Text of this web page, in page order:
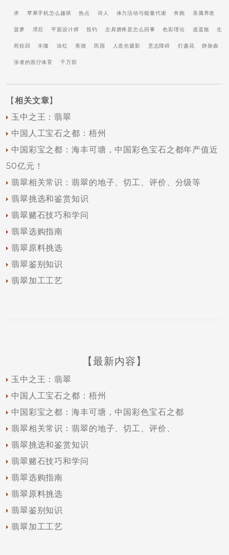
求 苹果手机怎么越狱 热点 诗人 体力活动与能量代谢 奔跑 亲属养老
菠萝 滞后 平面设计师 投钓 左肩膀疼是怎么回事 色彩理论 逍遥散 生
死轮回 丰隆 涂红 美德 民国 人造光摄影 意志障碍 灯盏花 静脉曲
张者的医疗体育 千万部
【相关文章】
玉中之王：翡翠
中国人工宝石之都：梧州
中国彩宝之都：海丰可塘，中国彩色宝石之都年产值近
50亿元！
翡翠相关常识：翡翠的地子、切工、评价、分级等
翡翠挑选和鉴赏知识
翡翠赌石技巧和学问
翡翠选购指南
翡翠原料挑选
翡翠鉴别知识
翡翠加工工艺
【最新内容】
玉中之王：翡翠
中国人工宝石之都：梧州
中国彩宝之都：海丰可塘，中国彩色宝石之都
翡翠相关常识：翡翠的地子、切工、评价、
翡翠挑选和鉴赏知识
翡翠赌石技巧和学问
翡翠选购指南
翡翠原料挑选
翡翠鉴别知识
翡翠加工工艺